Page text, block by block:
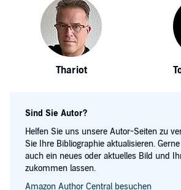
Thariot
Sind Sie Autor?
Helfen Sie uns unsere Autor-Seiten zu
Sie Ihre Bibliographie aktualisieren.
auch ein neues oder aktuelles Bild und
zukommen lassen.
Amazon Author Central besuchen